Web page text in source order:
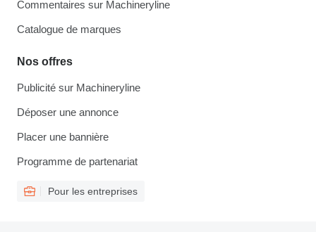
Commentaires sur Machineryline
Catalogue de marques
Nos offres
Publicité sur Machineryline
Déposer une annonce
Placer une bannière
Programme de partenariat
Pour les entreprises